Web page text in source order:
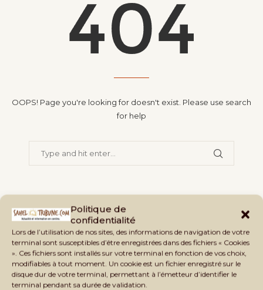
Politique de
confidentialité
Lors de l’utilisation de nos sites, des informations de navigation de votre
terminal sont susceptibles d’être enregistrées dans des fichiers « Cookies
». Ces fichiers sont installés sur votre terminal en fonction de vos choix,
modifiables à tout moment. Un cookie est un fichier enregistré sur le
disque dur de votre terminal, permettant à l’émetteur d’identifier le
terminal pendant sa durée de validation.
OOPS! Page you're looking for doesn't exist. Please use search
for help